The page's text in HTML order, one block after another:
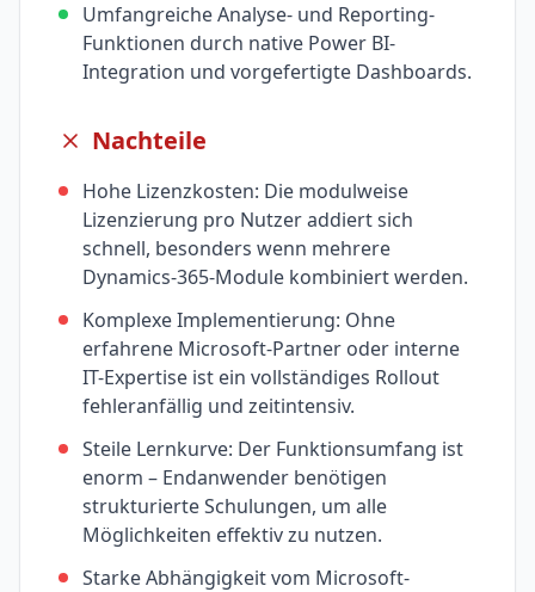
Umfangreiche Analyse- und Reporting-
Funktionen durch native Power BI-
Integration und vorgefertigte Dashboards.
Nachteile
Hohe Lizenzkosten: Die modulweise
Lizenzierung pro Nutzer addiert sich
schnell, besonders wenn mehrere
Dynamics-365-Module kombiniert werden.
Komplexe Implementierung: Ohne
erfahrene Microsoft-Partner oder interne
IT-Expertise ist ein vollständiges Rollout
fehleranfällig und zeitintensiv.
Steile Lernkurve: Der Funktionsumfang ist
enorm – Endanwender benötigen
strukturierte Schulungen, um alle
Möglichkeiten effektiv zu nutzen.
Starke Abhängigkeit vom Microsoft-